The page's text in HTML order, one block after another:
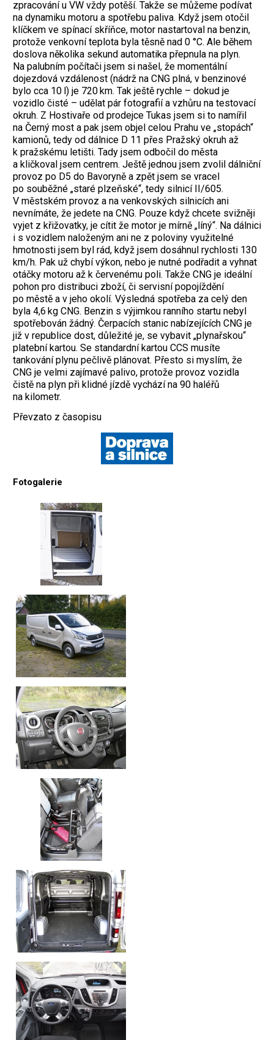
zpracování u VW vždy potěší. Takže se můžeme podívat
na dynamiku motoru a spotřebu paliva. Když jsem otočil
klíčkem ve spínací skříňce, motor nastartoval na benzin,
protože venkovní teplota byla těsně nad 0 °C. Ale během
doslova několika sekund automatika přepnula na plyn.
Na palubním počítači jsem si našel, že momentální
dojezdová vzdálenost (nádrž na CNG plná, v benzinové
bylo cca 10 l) je 720 km. Tak ještě rychle – dokud je
vozidlo čisté – udělat pár fotografií a vzhůru na testovací
okruh. Z Hostivaře od prodejce Tukas jsem si to namířil
na Černý most a pak jsem objel celou Prahu ve „stopách“
kamionů, tedy od dálnice D 11 přes Pražský okruh až
k pražskému letišti. Tady jsem odbočil do města
a kličkoval jsem centrem. Ještě jednou jsem zvolil dálniční
provoz po D5 do Bavoryně a zpět jsem se vracel
po souběžné „staré plzeňské“, tedy silnicí II/605.
V městském provoz a na venkovských silnicích ani
nevnímáte, že jedete na CNG. Pouze když chcete svižněji
vyjet z křižovatky, je cítit že motor je mírně „líný“. Na dálnici
i s vozidlem naloženým ani ne z poloviny využitelné
hmotnosti jsem byl rád, když jsem dosáhnul rychlosti 130
km/h. Pak už chybí výkon, nebo je nutné podřadit a vyhnat
otáčky motoru až k červenému poli. Takže CNG je ideální
pohon pro distribuci zboží, či servisní popojíždění
po městě a v jeho okolí. Výsledná spotřeba za celý den
byla 4,6 kg CNG. Benzin s výjimkou ranního startu nebyl
spotřebován žádný. Čerpacích stanic nabízejících CNG je
již v republice dost, důležité je, se vybavit „plynařskou“
platební kartou. Se standardní kartou CCS musíte
tankování plynu pečlivě plánovat. Přesto si myslím, že
CNG je velmi zajímavé palivo, protože provoz vozidla
čistě na plyn při klidné jízdě vychází na 90 haléřů
na kilometr.
Převzato z časopisu
Fotogalerie